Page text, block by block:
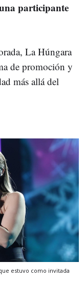
participante
La Húngara
de promoción y
más allá del
estuvo como invitada